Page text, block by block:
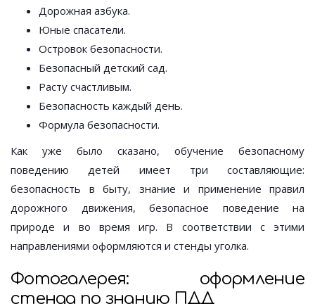
Дорожная азбука.
Юные спасатели.
Островок безопасности.
Безопасный детский сад.
Расту счастливым.
Безопасность каждый день.
Формула безопасности.
Как уже было сказано, обучение безопасному
поведению детей имеет три составляющие:
безопасность в быту, знание и применение правил
дорожного движения, безопасное поведение на
природе и во время игр. В соответствии с этими
направлениями оформляются и стенды уголка.
Фотогалерея: оформление
стенда по знанию ПДД